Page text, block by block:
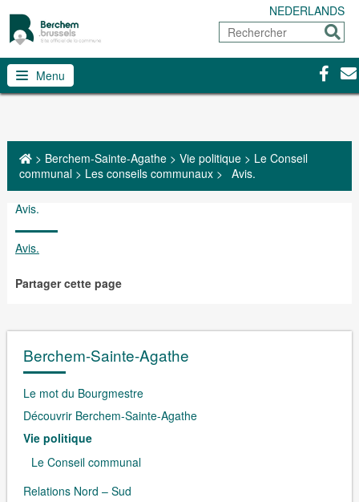
NEDERLANDS
Rechercher
Menu
> Berchem-Sainte-Agathe> Vie politique> Le Conseil
communal> Les conseils communaux> Avis.
Avis.
Avis.
Partager cette page
Berchem-Sainte-Agathe
Le mot du Bourgmestre
Découvrir Berchem-Sainte-Agathe
Vie politique
Le Conseil communal
Relations Nord – Sud